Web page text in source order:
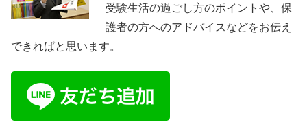
受験生活の過ごし方のポイントや、保
護者の方へのアドバイスなどをお伝え
できればと思います。